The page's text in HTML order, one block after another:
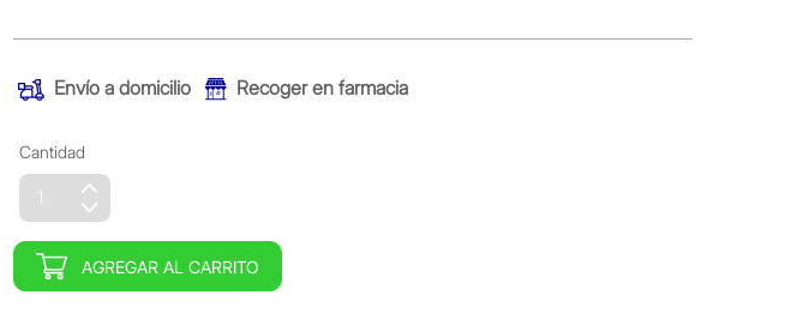
Envío a domicilio Recoger en farmacia
Cantidad
AGREGAR AL CARRITO